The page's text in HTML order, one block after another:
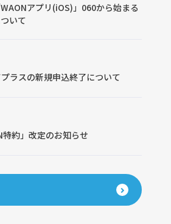
アプリ(iOS)」060から始まる
いて
プラスの新規申込終了について
特約」改定のお知らせ